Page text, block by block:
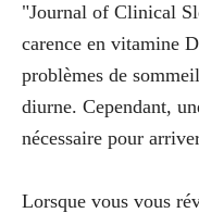
"Journal of Clinical
carence en vitamine
problèmes de
diurne. Cependant,
nécessaire pour
Lorsque vous vous